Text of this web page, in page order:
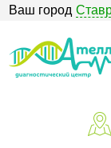
Ваш город